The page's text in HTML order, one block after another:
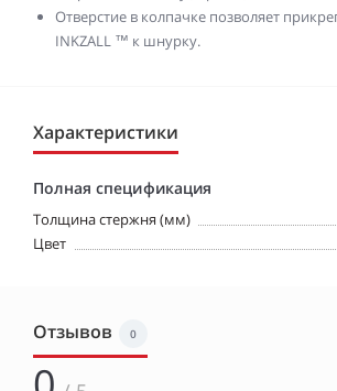
Отверстие в колпачке позволяет
INKZALL ™ к шнурку.
Характеристики
Полная спецификация
Толщина стержня (мм)
Цвет
Отзывов 0